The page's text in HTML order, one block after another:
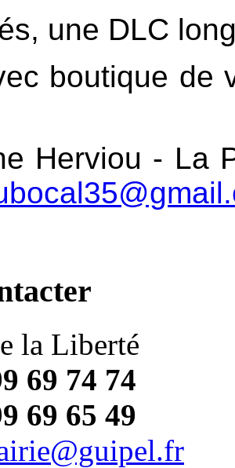
une DLC
boutique de
Herviou - La
la Liberté
69 74 74
69 65 49